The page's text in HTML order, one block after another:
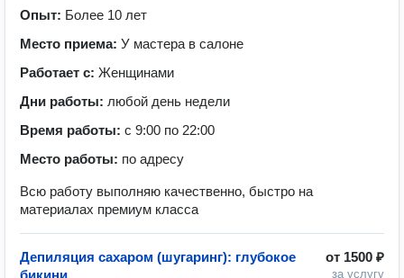
Опыт: Более 10 лет
Место приема: У мастера в салоне
Работает с: Женщинами
Дни работы: любой день недели
Время работы: с 9:00 по 22:00
Место работы: по адресу
Всю работу выполняю качественно, быстро на
материалах премиум класса
от 1500 ₽
за услугу
Депиляция сахаром (шугаринг): глубокое
бикини